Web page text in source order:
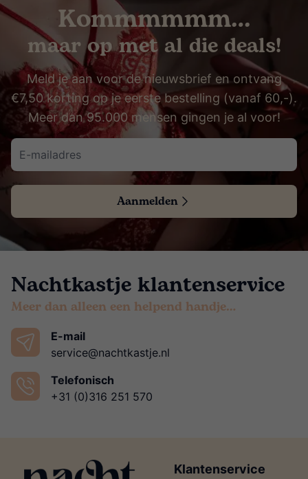
Kommmmmm…
maar op met al die deals!
Meld je aan voor de nieuwsbrief en ontvang
€7,50 korting op je eerste bestelling (vanaf 60,-).
Meer dan 95.000 mensen gingen je al voor!
Aanmelden
Nachtkastje klantenservice
Meer dan alleen een helpend handje…
E-mail
service@nachtkastje.nl
Telefonisch
+31 (0)316 251 570
Klantenservice